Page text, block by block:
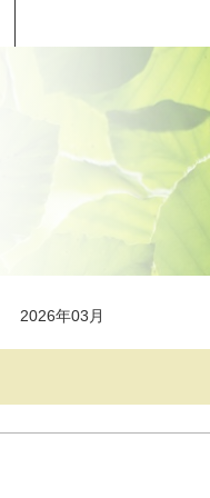
2026年03月